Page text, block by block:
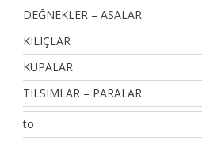
DEĞNEKLER – ASALAR
KILIÇLAR
KUPALAR
TILSIMLAR – PARALAR
to